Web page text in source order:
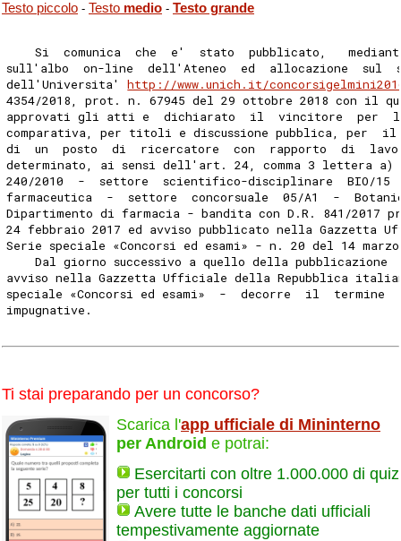
Testo piccolo - Testo medio - Testo grande
Si  comunica  che  e'  stato  pubblicato,
sull'albo  on-line  dell'Ateneo  ed  allocazione  sul
dell'Universita' http://www.unich.it/
4354/2018, prot. n. 67945 del 29 ottobre 2018 con il
approvati gli atti e  dichiarato  il  vincitore  per
comparativa, per titoli e discussione pubblica, per  il
di  un  posto  di  ricercatore  con  rapporto  di
determinato, ai sensi dell'art. 24, comma 3 lettera a)
240/2010  -  settore  scientifico-disciplinare  BIO/
farmaceutica  -  settore  concorsuale  05/A1  -
Dipartimento di farmacia - bandita con D.R. 841/2017
24 febbraio 2017 ed avviso pubblicato nella Gazzetta
Serie speciale «Concorsi ed esami» - n. 20 del 14
Dal giorno successivo a quello della pubblicazione
avviso nella Gazzetta Ufficiale della Repubblica
speciale «Concorsi ed esami»  -  decorre  il  termine
impugnative.
Ti stai preparando per un concorso?
Scarica l'app ufficiale di Mininterno
per Android e potrai:
Esercitarti con oltre 1.000.000 di quiz
per tutti i concorsi
Avere tutte le banche dati ufficiali
tempestivamente aggiornate